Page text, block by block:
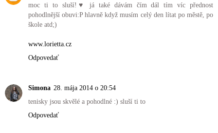
moc ti to sluší!♥ já také dávám čím dál tím víc přednost
pohodlnější obuvi:P hlavně když musím celý den lítat po městě, po
škole atd;)
www.lorietta.cz
Odpovedať
Simona 28. mája 2014 o 20:54
tenisky jsou skvělé a pohodlné :) sluší ti to
Odpovedať